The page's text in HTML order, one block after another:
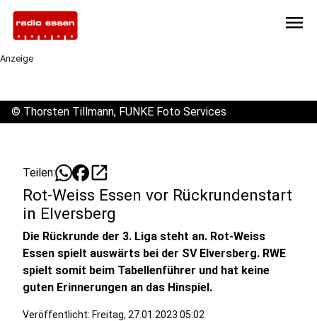
menu
Anzeige
© Thorsten Tillmann, FUNKE Foto Services
Teilen: open_in_new
Rot-Weiss Essen vor Rückrundenstart
in Elversberg
Die Rückrunde der 3. Liga steht an. Rot-Weiss
Essen spielt auswärts bei der SV Elversberg. RWE
spielt somit beim Tabellenführer und hat keine
guten Erinnerungen an das Hinspiel.
Veröffentlicht: Freitag, 27.01.2023 05:02